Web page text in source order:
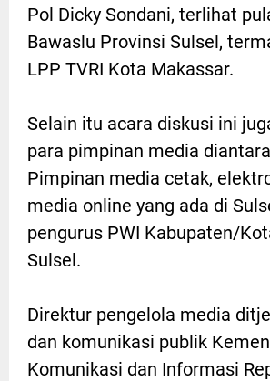
Pol Dicky Sondani, terlihat
Bawaslu Provinsi Sulsel,
LPP TVRI Kota Makassar.
Selain itu acara diskusi ini
para pimpinan media
Pimpinan media cetak,
media online yang ada di
pengurus PWI Kabupaten/
Sulsel.
Direktur pengelola media
dan komunikasi publik
Komunikasi dan Informasi